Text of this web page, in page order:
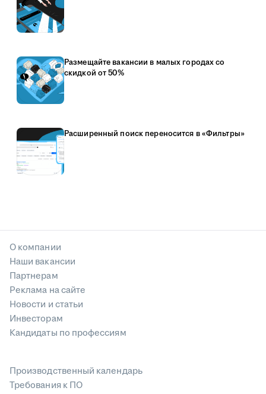
Размещайте вакансии в малых городах со
скидкой от 50%
Расширенный поиск переносится в «Фильтры»
О компании
Наши вакансии
Партнерам
Реклама на сайте
Новости и статьи
Инвесторам
Кандидаты по профессиям
Производственный календарь
Требования к ПО